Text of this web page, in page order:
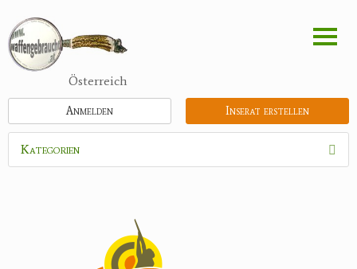
zum
Inhalt
Österreich
Inserat erstellen
Anmelden
Kategorien
Kipplaufgewehre
Kleinkalibergewehre